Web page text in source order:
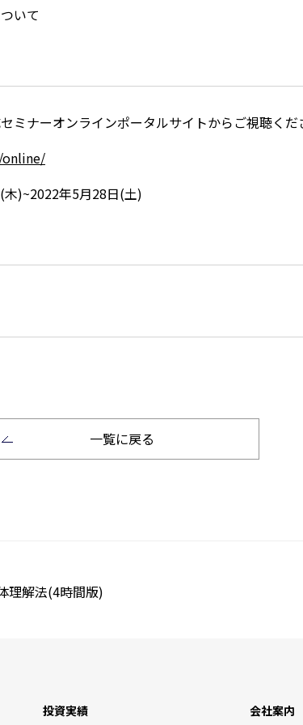
いて
ミナーオンラインポータルサイトからご視聴くだ
)~2022年5月28日(土)
一覧に戻る
解法(4時間版)
投資実績 会社案内